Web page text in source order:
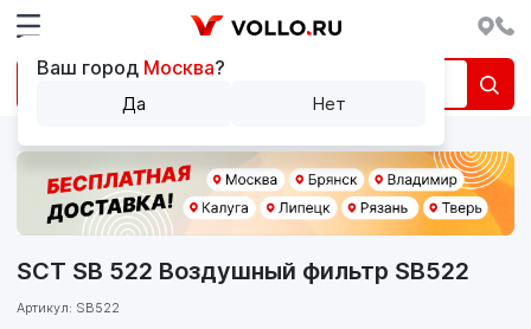
SCT SB 522 Воздушный фильтр SB522
Артикул: SB522
Ваш город Москва?
Да Нет